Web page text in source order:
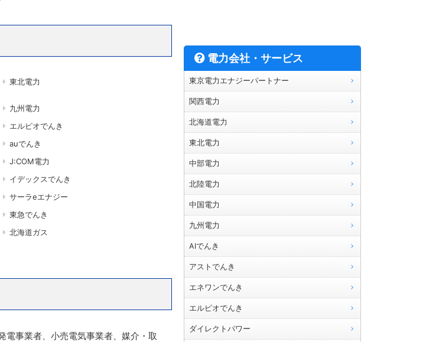
東北電力
九州電力
エルピオでんき
auでんき
J:COM電力
イデックスでんき
サーラeエナジー
東急でんき
北海道ガス
電事業者、小売電気事業者、媒介・取
電力会社・サービス
東京電力エナジーパートナー
関西電力
北海道電力
東北電力
中部電力
北陸電力
中国電力
九州電力
AIでんき
アストでんき
エネワンでんき
エルピオでんき
ダイレクトパワー